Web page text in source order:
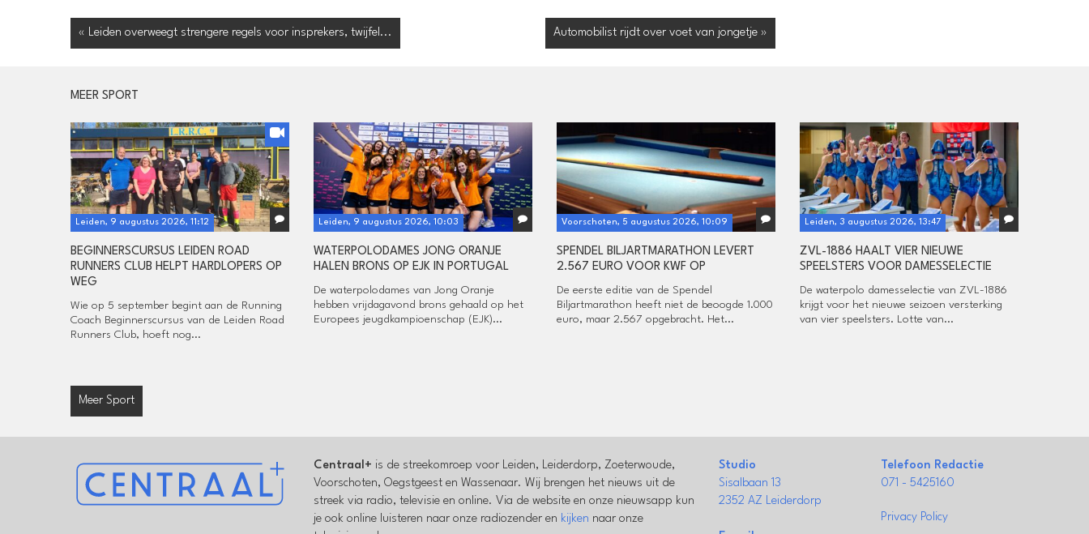
« Leiden overweegt strengere regels voor insprekers, twijfel... Automobilist rijdt over voet van jongetje »
MEER SPORT
Leiden, 9 augustus 2026, 11:12
BEGINNERSCURSUS LEIDEN ROAD
RUNNERS CLUB HELPT HARDLOPERS OP
WEG
Wie op 5 september begint aan de Running
Coach Beginnerscursus van de Leiden Road
Runners Club, hoeft nog...
Leiden, 9 augustus 2026, 10:03
WATERPOLODAMES JONG ORANJE
HALEN BRONS OP EJK IN PORTUGAL
De waterpolodames van Jong Oranje
hebben vrijdagavond brons gehaald op het
Europees jeugdkampioenschap (EJK)...
Voorschoten, 5 augustus 2026, 10:09
SPENDEL BILJARTMARATHON LEVERT
2.567 EURO VOOR KWF OP
De eerste editie van de Spendel
Biljartmarathon heeft niet de beoogde 1.000
euro, maar 2.567 opgebracht. Het...
Leiden, 3 augustus 2026, 13:47
ZVL-1886 HAALT VIER NIEUWE
SPEELSTERS VOOR DAMESSELECTIE
De waterpolo damesselectie van ZVL-1886
krijgt voor het nieuwe seizoen versterking
van vier speelsters. Lotte van...
Meer Sport
Centraal+ is de streekomroep voor Leiden, Leiderdorp, Zoeterwoude,
Voorschoten, Oegstgeest en Wassenaar. Wij brengen het nieuws uit de
streek via radio, televisie en online. Via de website en onze nieuwsapp kun
je ook online luisteren naar onze radiozender en kijken naar onze
Studio
Sisalbaan 13
2352 AZ Leiderdorp
Telefoon Redactie
071 - 5425160
Privacy Policy